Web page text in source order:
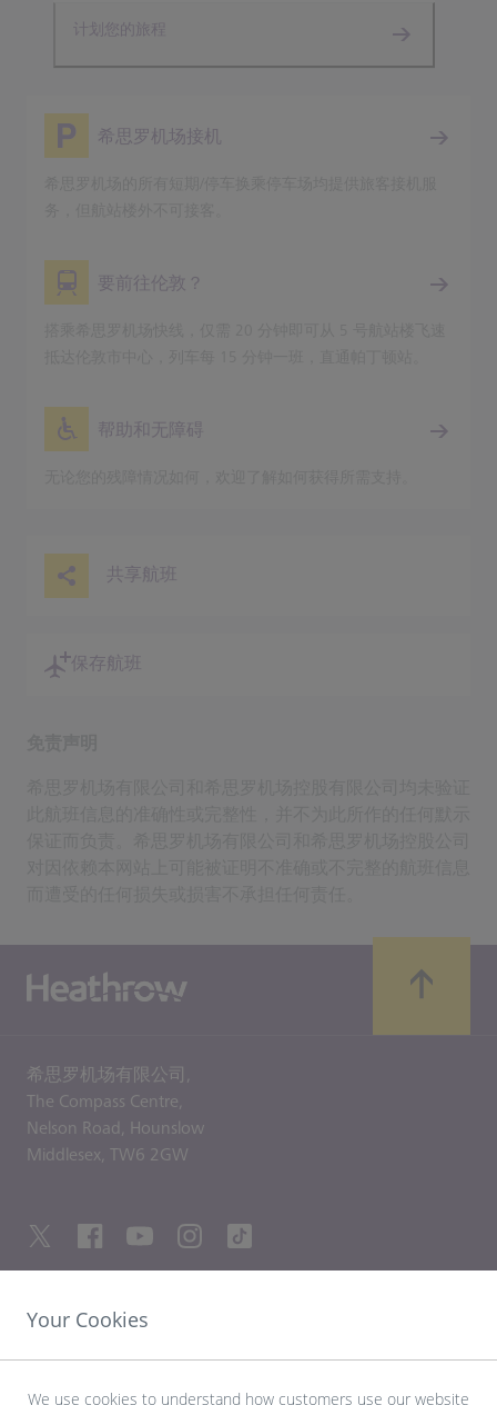
计划您的旅程
希思罗机场接机
要前往伦敦？
帮助和无障碍
共享航班
保存航班
希思罗机场有限公司,
The Compass Centre,
Nelson Road, Hounslow
Middlesex, TW6 2GW
友情链接
探索希思罗机场
Your Cookies
We use cookies to understand how customers use our website